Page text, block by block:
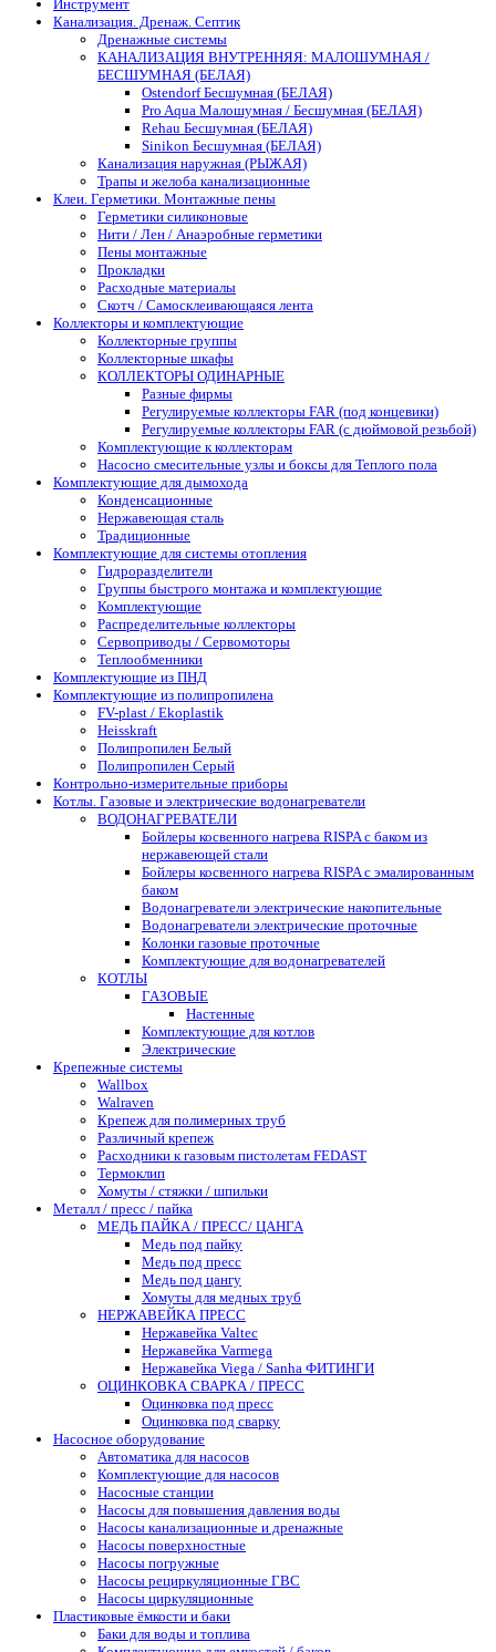
Инструмент
Канализация. Дренаж. Септик
Дренажные системы
КАНАЛИЗАЦИЯ ВНУТРЕННЯЯ: МАЛОШУМНАЯ /
БЕСШУМНАЯ (БЕЛАЯ)
Ostendorf Бесшумная (БЕЛАЯ)
Pro Aqua Малошумная / Бесшумная (БЕЛАЯ)
Rehau Бесшумная (БЕЛАЯ)
Sinikon Бесшумная (БЕЛАЯ)
Канализация наружная (РЫЖАЯ)
Трапы и желоба канализационные
Клеи. Герметики. Монтажные пены
Герметики силиконовые
Нити / Лен / Анаэробные герметики
Пены монтажные
Прокладки
Расходные материалы
Скотч / Самосклеивающаяся лента
Коллекторы и комплектующие
Коллекторные группы
Коллекторные шкафы
КОЛЛЕКТОРЫ ОДИНАРНЫЕ
Разные фирмы
Регулируемые коллекторы FAR (под концевики)
Регулируемые коллекторы FAR (с дюймовой резьбой)
Комплектующие к коллекторам
Насосно смесительные узлы и боксы для Теплого пола
Комплектующие для дымохода
Конденсационные
Нержавеющая сталь
Традиционные
Комплектующие для системы отопления
Гидроразделители
Группы быстрого монтажа и комплектующие
Комплектующие
Распределительные коллекторы
Сервоприводы / Сервомоторы
Теплообменники
Комплектующие из ПНД
Комплектующие из полипропилена
FV-plast / Ekoplastik
Heisskraft
Полипропилен Белый
Полипропилен Серый
Контрольно-измерительные приборы
Котлы. Газовые и электрические водонагреватели
ВОДОНАГРЕВАТЕЛИ
Бойлеры косвенного нагрева RISPA с баком из
нержавеющей стали
Бойлеры косвенного нагрева RISPA с эмалированным
баком
Водонагреватели электрические накопительные
Водонагреватели электрические проточные
Колонки газовые проточные
Комплектующие для водонагревателей
КОТЛЫ
ГАЗОВЫЕ
Настенные
Комплектующие для котлов
Электрические
Крепежные системы
Wallbox
Walraven
Крепеж для полимерных труб
Различный крепеж
Расходники к газовым пистолетам FEDAST
Термоклип
Хомуты / стяжки / шпильки
Металл / пресс / пайка
МЕДЬ ПАЙКА / ПРЕСС/ ЦАНГА
Медь под пайку
Медь под пресс
Медь под цангу
Хомуты для медных труб
НЕРЖАВЕЙКА ПРЕСС
Нержавейка Valtec
Нержавейка Varmega
Нержавейка Viega / Sanha ФИТИНГИ
ОЦИНКОВКА СВАРКА / ПРЕСС
Оцинковка под пресс
Оцинковка под сварку
Насосное оборудование
Автоматика для насосов
Комплектующие для насосов
Насосные станции
Насосы для повышения давления воды
Насосы канализационные и дренажные
Насосы поверхностные
Насосы погружные
Насосы рециркуляционные ГВС
Насосы циркуляционные
Пластиковые ёмкости и баки
Баки для воды и топлива